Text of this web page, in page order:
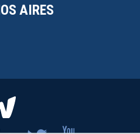
AIRES